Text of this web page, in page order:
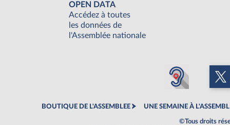
OPEN DATA
Accédez à toutes
les données de
l'Assemblée nationale
BOUTIQUE DE L'ASSEMBLEE UNE SEMAINE À
©Tous droits